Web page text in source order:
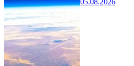
05.08.2026